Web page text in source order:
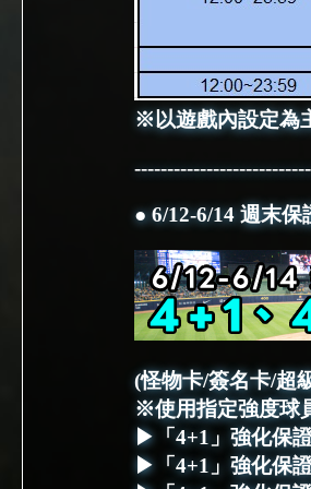
※以遊戲內設定為
● 6/12-6/14 週末保
(怪物卡/簽名卡/超
※使用指定強度球
▶「4+1」強化保
▶「4+1」強化保